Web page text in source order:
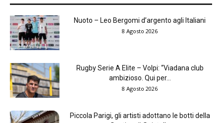
Nuoto – Leo Bergomi d’argento agli Italiani
8 Agosto 2026
Rugby Serie A Elite – Volpi: “Viadana club
ambizioso. Qui per...
8 Agosto 2026
Piccola Parigi, gli artisti adottano le botti della